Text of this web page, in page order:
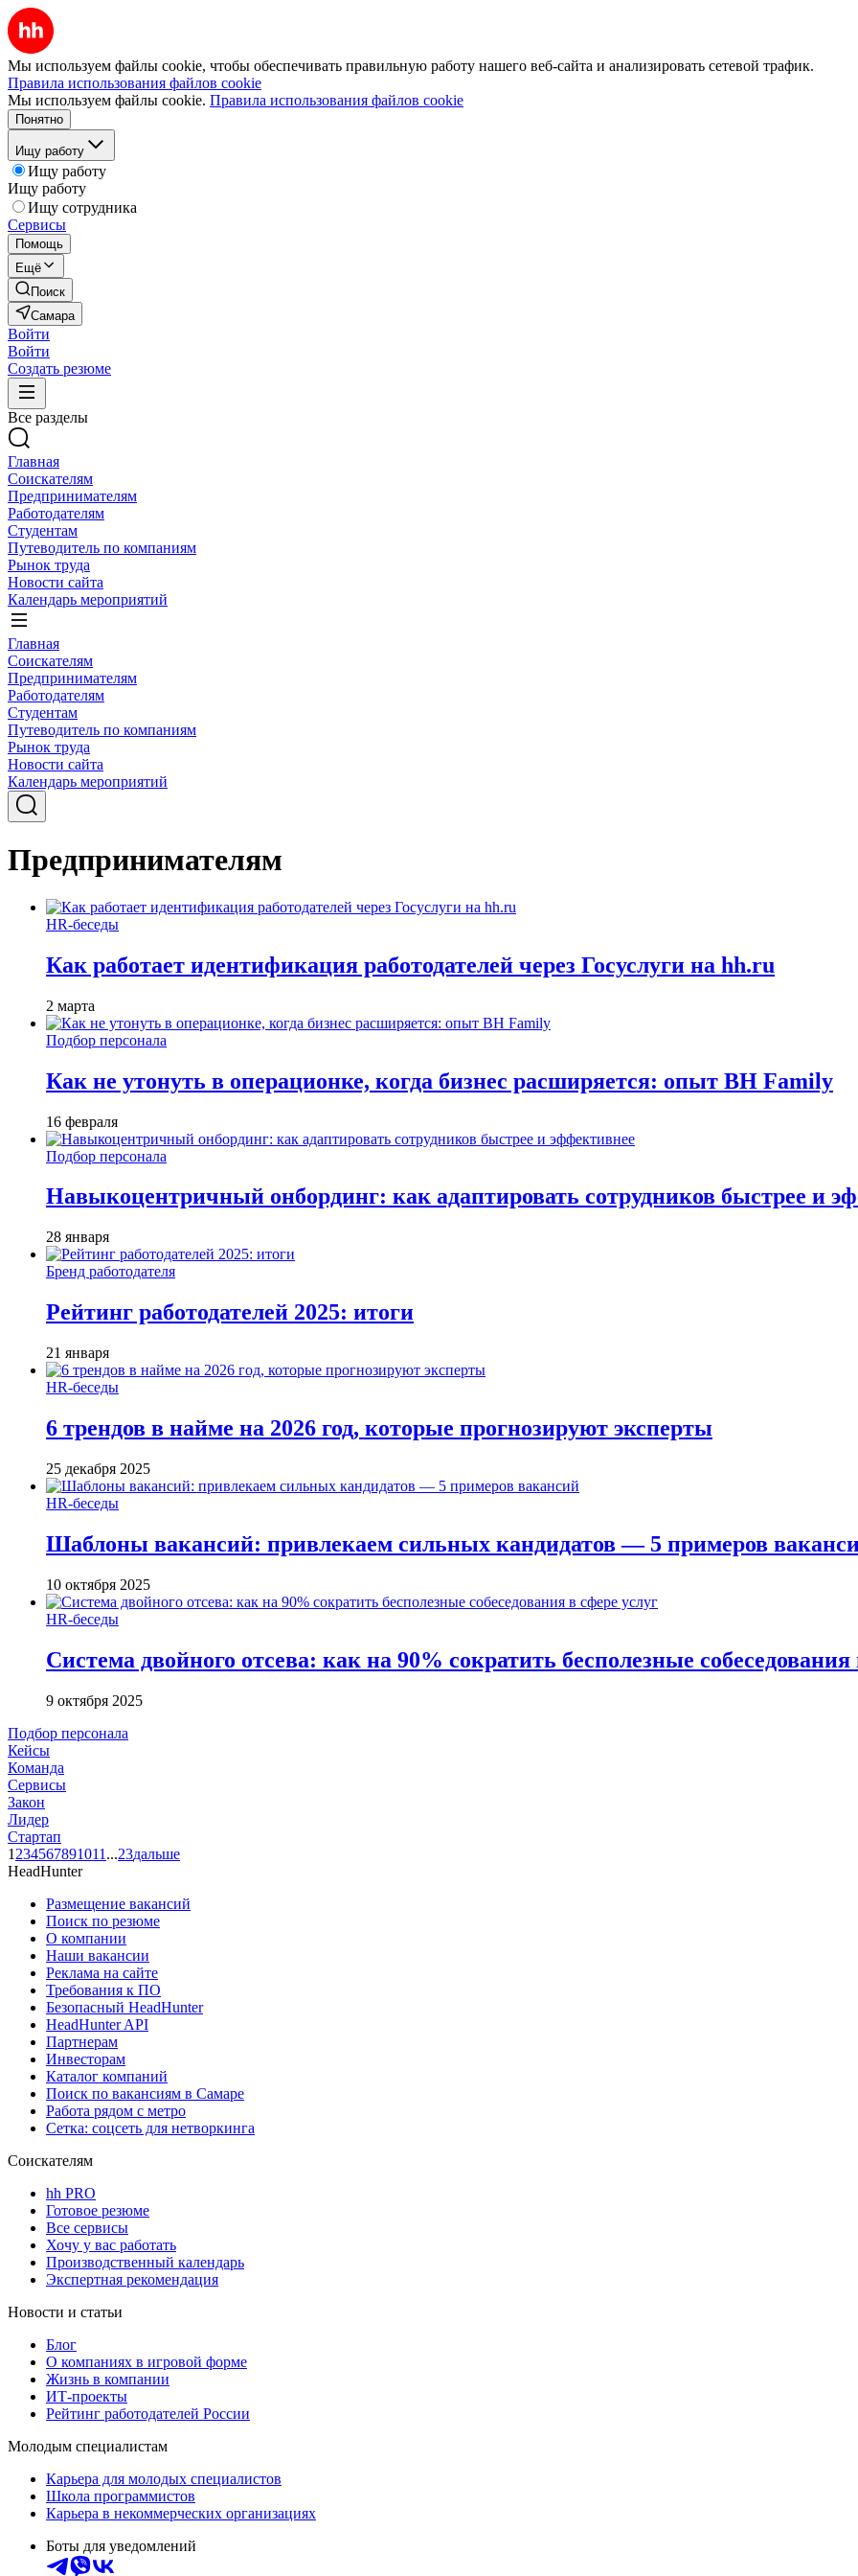
Мы используем файлы cookie, чтобы обеспечивать правильную работу нашего веб-сайта и анализировать сетевой трафик.
Правила использования файлов cookie
Мы используем файлы cookie. Правила использования файлов cookie
Понятно
Ищу работу
Ищу работу
Ищу работу
Ищу сотрудника
Сервисы
Помощь
Ещё
Поиск
Самара
Войти
Войти
Создать резюме
Все разделы
Главная
Соискателям
Предпринимателям
Работодателям
Студентам
Путеводитель по компаниям
Рынок труда
Новости сайта
Календарь мероприятий
Главная
Соискателям
Предпринимателям
Работодателям
Студентам
Путеводитель по компаниям
Рынок труда
Новости сайта
Календарь мероприятий
Предпринимателям
HR-беседы
Как работает идентификация работодателей через Госуслуги на hh.ru
2 марта
Подбор персонала
Как не утонуть в операционке, когда бизнес расширяется: опыт BH Family
16 февраля
Подбор персонала
Навыкоцентричный онбординг: как адаптировать сотрудников быстрее и
28 января
Бренд работодателя
Рейтинг работодателей 2025: итоги
21 января
HR-беседы
6 трендов в найме на 2026 год, которые прогнозируют эксперты
25 декабря 2025
HR-беседы
Шаблоны вакансий: привлекаем сильных кандидатов — 5 примеров
10 октября 2025
HR-беседы
Система двойного отсева: как на 90% сократить бесполезные собеседования
9 октября 2025
Подбор персонала
Кейсы
Команда
Сервисы
Закон
Лидер
Стартап
1 234567891011 ...23дальше
HeadHunter
Размещение вакансий
Поиск по резюме
О компании
Наши вакансии
Реклама на сайте
Требования к ПО
Безопасный HeadHunter
HeadHunter API
Партнерам
Инвесторам
Каталог компаний
Поиск по вакансиям в Самаре
Работа рядом с метро
Сетка: соцсеть для нетворкинга
Соискателям
hh PRO
Готовое резюме
Все сервисы
Хочу у вас работать
Производственный календарь
Экспертная рекомендация
Новости и статьи
Блог
О компаниях в игровой форме
Жизнь в компании
ИТ-проекты
Рейтинг работодателей России
Молодым специалистам
Карьера для молодых специалистов
Школа программистов
Карьера в некоммерческих организациях
Боты для уведомлений